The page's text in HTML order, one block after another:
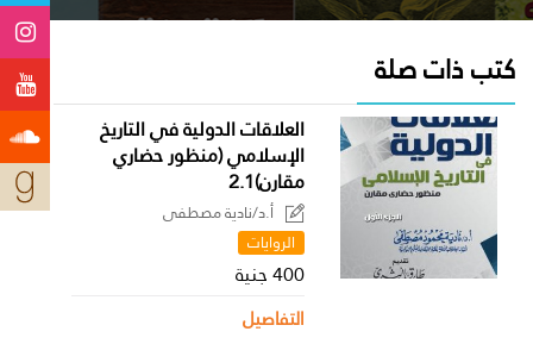
كتب ذات صلة
العلاقات الدولية في التاريخ
الإسلامي (منظور حضاري
مقارن)2.1
أ.د/نادية مصطفى
الروايات
400 جنية
التفاصيل